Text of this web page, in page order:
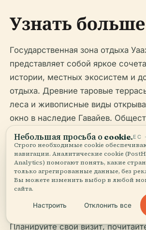
Узнать больше
Государственная зона отдыха
представляет собой яркое
истории, местных экосистем и
отдыха. Древние таровые
леса и живописные виды
окно в наследие Гавайев.
управление и образовательные
обеспечивают постоянную
этой территории. Благодаря
щедрым часам работы и
достопримечательностям
Ридж является идеальным
местных жителей, так и для
Планируйте свой визит,
Небольшая просьба о cookie.ЕС
Строго необходимые cookie
навигации. Аналитические cookie
Analytics) помогают понять, какие
только агрегированные данные, без
Вы можете изменить выбор в любой
сайта.
Настроить Отклонить все